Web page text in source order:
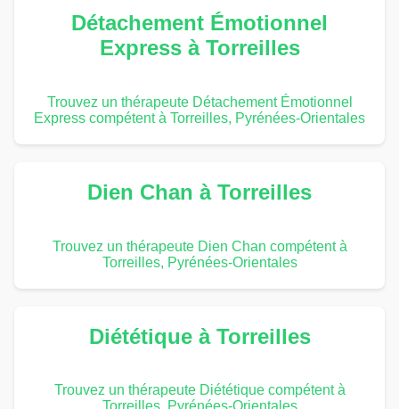
Détachement Émotionnel
Express à Torreilles
Trouvez un thérapeute Détachement Émotionnel
Express compétent à Torreilles, Pyrénées-Orientales
Dien Chan à Torreilles
Trouvez un thérapeute Dien Chan compétent à
Torreilles, Pyrénées-Orientales
Diététique à Torreilles
Trouvez un thérapeute Diététique compétent à